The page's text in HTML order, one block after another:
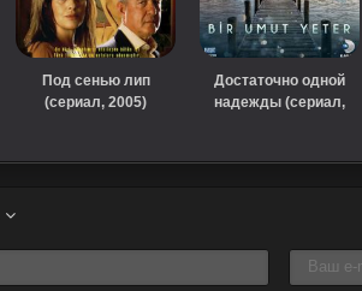
Под сенью лип
(сериал, 2005)
Достаточно одной
надежды (сериал,